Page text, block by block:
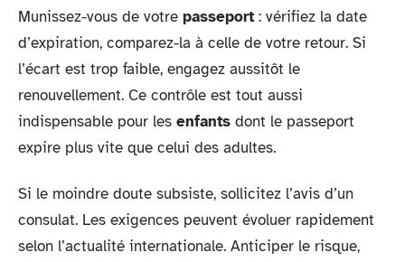
Munissez-vous de votre passeport : vérifiez la date
d’expiration, comparez-la à celle de votre retour. Si
l’écart est trop faible, engagez aussitôt le
renouvellement. Ce contrôle est tout aussi
indispensable pour les enfants dont le passeport
expire plus vite que celui des adultes.
Si le moindre doute subsiste, sollicitez l’avis d’un
consulat. Les exigences peuvent évoluer rapidement
selon l’actualité internationale. Anticiper le risque,